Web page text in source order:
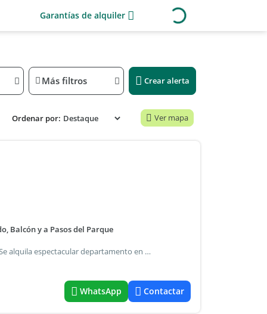
Garantías de alquiler
Más filtros Crear alerta
Ordenar por: Ver mapa
Balcón y a Pasos del Parque
¡Mudate al corazón de nueva córdoba con todo resuelto! Se alquila espectacular departamento en dos plantas (tipo dúplex), amoblado y equipado, listo para ingresar a vivir. Ubicado en una zona estratégica, a pocas cuadras del parque sarmiento, ideal para combinar el movimiento de la ciudad con la naturaleza. Características principales: planta baja: living comedor amplio, cocina semi-integrada equipada y salida a balcón. Planta alta: dormitorio confortable con excelente iluminación natural y baño completo. Amoblado: listo para habitar (incluye electrodomésticos, cama, sillón y vajilla). Ubicación premium: cerca de universidades, centros médicos, bares y el pulmón verde de la ciudad.
WhatsApp Contactar